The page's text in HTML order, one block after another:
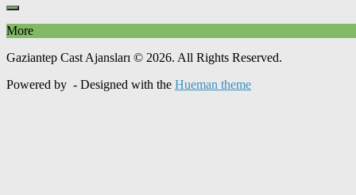
More
Gaziantep Cast Ajansları © 2026. All Rights Reserved.
Powered by - Designed with the Hueman theme